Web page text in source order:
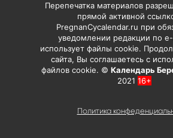
Перепечатка материалов
прямой активной
PregnanCycalendar.ru при
уведомлении редакции по
использует файлы cookie.
сайта, Вы соглашаетесь с
файлов cookie. © Календарь
2021 16+
Политика